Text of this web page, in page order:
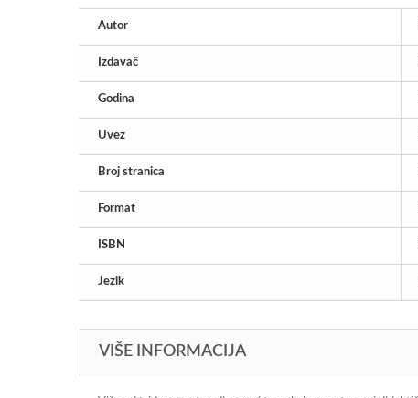
Autor
Izdavač
Godina
Uvez
Broj stranica
Format
ISBN
Jezik
VIŠE INFORMACIJA